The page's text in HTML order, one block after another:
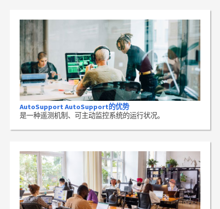
AutoSupport AutoSupport的优势
是一种遥测机制、可主动监控系统的运行状况。